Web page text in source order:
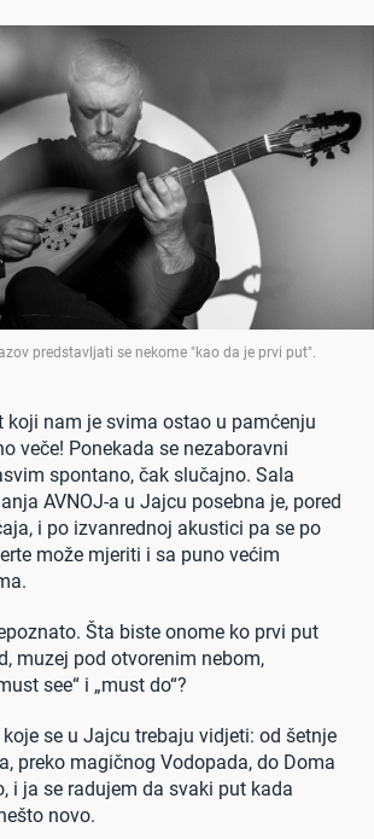
predstavljati se nekome "kao da je prvi put".
koji nam je svima ostao u pamćenju
veče! Ponekada se nezaboravni
spontano, čak slučajno. Sala
AVNOJ-a u Jajcu posebna je, pored
i po izvanrednoj akustici pa se po
može mjeriti i sa puno većim
Šta biste onome ko prvi put
muzej pod otvorenim nebom,
see“ i „must do“?
se u Jajcu trebaju vidjeti: od šetnje
preko magičnog Vodopada, do Doma
i ja se radujem da svaki put kada
novo.